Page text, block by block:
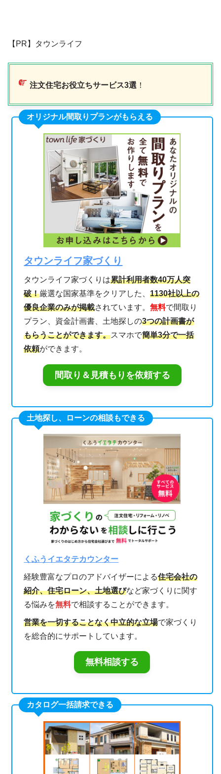
【PR】タウンライフ
注文住宅お役立ちサービス3選 ！
オリジナル間取りプランがもらえる
タウンライフ家づくり
タウンライフ家づくりは累計利用者数40万人突
破！厳選な国家基準をクリアした、1130社以上の
優良企業のみが掲載されています。無料で間取り
プラン、資金計画書、土地探しの3つの計画書が
もらうことができます。スマホで簡単3分で一括
依頼ができます。
間取り＆見積もりを依頼する
土地探し、ローンの相談もできる
くふうイエタテカウンター
経験豊富なプロのアドバイザーによる住宅会社の
紹介、住宅ローン、土地選びなど家づくりに関す
る悩みを無料で相談することができます。
営業を一切することなく中立的な立場で家づくり
を総合的にサポートしています。
無料相談する
カタログ一括請求できる